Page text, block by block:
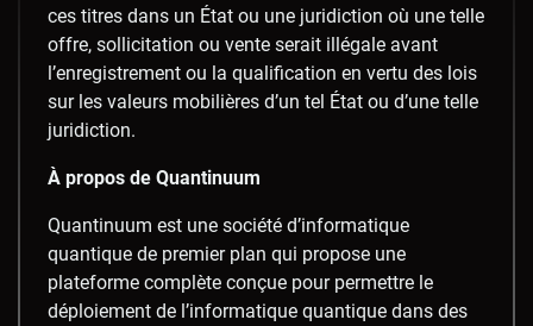
ces titres dans un État ou une juridiction où une telle
offre, sollicitation ou vente serait illégale avant
l’enregistrement ou la qualification en vertu des lois
sur les valeurs mobilières d’un tel État ou d’une telle
juridiction.
À propos de Quantinuum
Quantinuum est une société d’informatique
quantique de premier plan qui propose une
plateforme complète conçue pour permettre le
déploiement de l’informatique quantique dans des